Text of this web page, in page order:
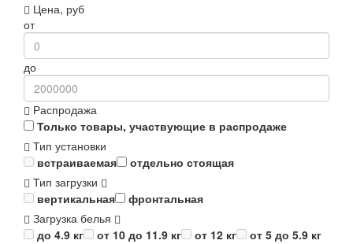
Цена, руб
от
до
Распродажа
Только товары, участвующие в распродаже
Тип установки
встраиваемая
отдельно стоящая
Тип загрузки
вертикальная
фронтальная
Загрузка белья
до 4.9 кг
от 10 до 11.9 кг от 12 кг
от 5 до 5.9 кг